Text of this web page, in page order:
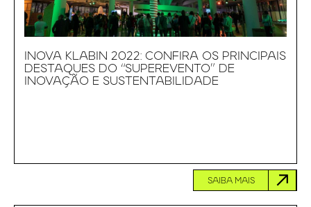
INOVA KLABIN 2022: CONFIRA OS PRINCIPAIS
DESTAQUES DO “SUPEREVENTO” DE
INOVAÇÃO E SUSTENTABILIDADE
SAIBA MAIS